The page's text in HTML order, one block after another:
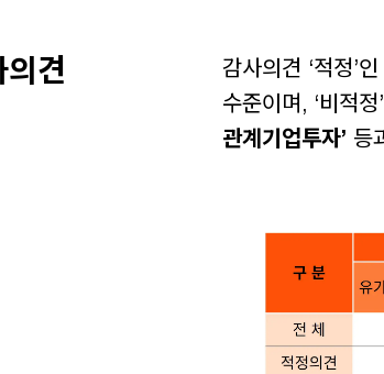
견 감사의견 ‘적정’
수준이며, ‘비적
관계기업투자’ 등